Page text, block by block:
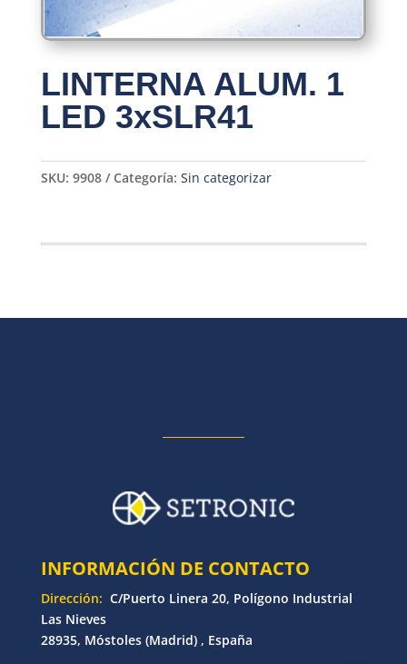
LINTERNA ALUM. 1
LED 3xSLR41
SKU: 9908 Categoría: Sin categorizar
INFORMACIÓN DE CONTACTO
Dirección: C/Puerto Linera 20, Polígono Industrial
Las Nieves
28935, Móstoles (Madrid) , España